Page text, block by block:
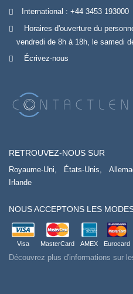
International : +44 3453 193000
Horaires d'ouverture du
vendredi de 8h à 18h, le samedi
Écrivez-nous
RETROUVEZ-NOUS SUR
Royaume-Uni, États-Unis,
Irlande
NOUS ACCEPTONS LES
Visa MasterCard AMEX Eurocard
Découvrez plus d'informations sur